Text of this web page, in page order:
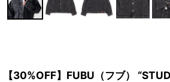
【30%OFF】FUBU（フブ）